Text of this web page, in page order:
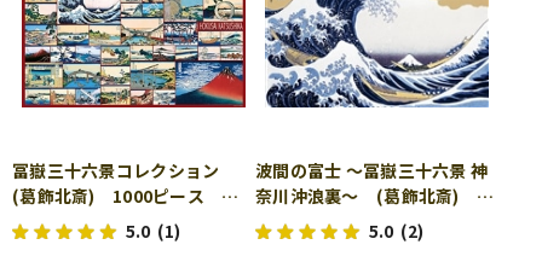
冨嶽三十六景コレクション
(葛飾北斎) 1000ピース ジ
グソーパズル BEV-1000-090
5.0 (1)
波間の富士 ～冨嶽三十六景 神
奈川沖浪裏～ (葛飾北斎)
1000ピース ジグソーパズ
ル BEV-1000-074
5.0 (2)